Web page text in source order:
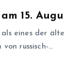
15.
eines der
russisch-…